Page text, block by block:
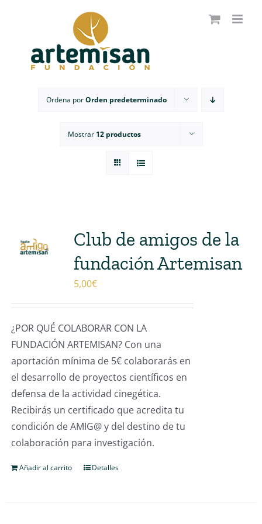
Ordena porOrden predeterminado
Mostrar 12 productos
Club de amigos de la
fundación Artemisan
5,00€
¿POR QUÉ COLABORAR CON LA
FUNDACIÓN ARTEMISAN? Con una
aportación mínima de 5€ colaborarás en
el desarrollo de proyectos científicos en
defensa de la actividad cinegética.
Recibirás un certificado que acredita tu
condición de AMIG@ y del destino de tu
colaboración para investigación.
Añadir al carrito Detalles